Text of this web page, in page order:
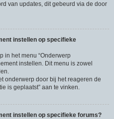
van updates, dit gebeurd via de door
instellen op specifieke
in het menu “Onderwerp
instellen. Dit menu is zowel
onderwerp door bij het reageren de
is geplaatst” aan te vinken.
instellen op specifieke forums?